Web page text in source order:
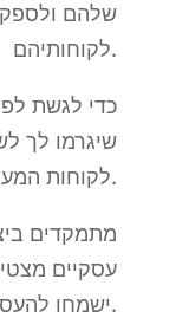
שלהם ולספק
לקוחותיהם.
שיגרמו לך
לקוחות המעריכים חשיבה עצמאית.
עסקיים
ישמחו להעסיק את שירותיהם.